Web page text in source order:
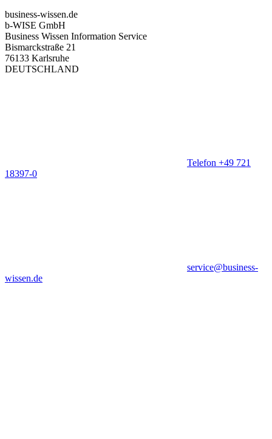
business-wissen.de
b-WISE GmbH
Business Wissen Information Service
Bismarckstraße 21
76133 Karlsruhe
DEUTSCHLAND
Telefon +49 721
18397-0
service@business-
wissen.de